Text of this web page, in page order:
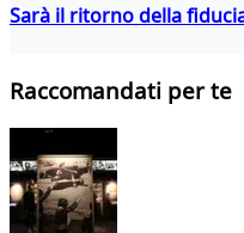
Sarà il ritorno della
Raccomandati per te